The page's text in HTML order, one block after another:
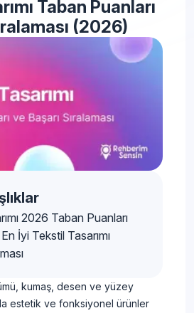
Taban Puanları
(2026)
2026 Taban Puanları
İyi Tekstil Tasarımı
kumaş, desen ve yüzey
estetik ve fonksiyonel ürünler